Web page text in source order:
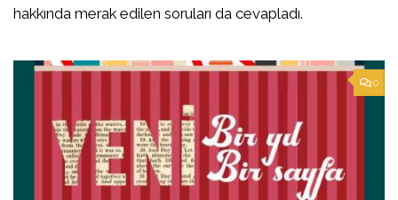
hakkında merak edilen soruları da cevapladı.
0